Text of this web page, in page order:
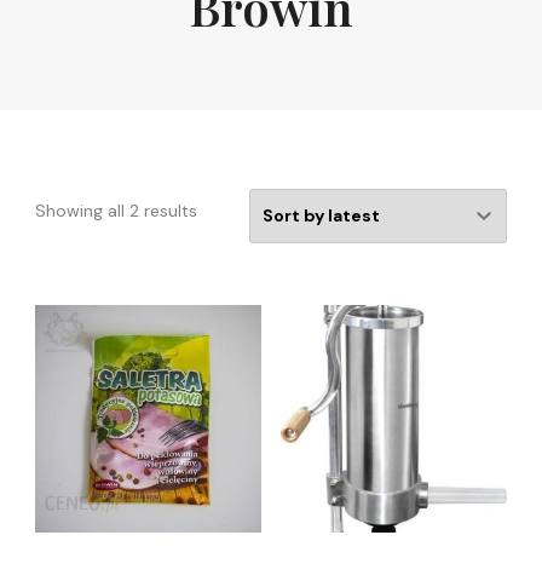
Showing all 2 results